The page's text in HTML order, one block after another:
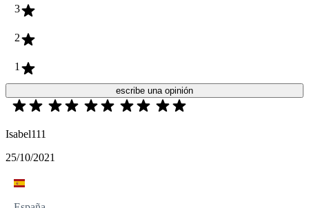
3
2
1
escribe una opinión
Isabel111
25/10/2021